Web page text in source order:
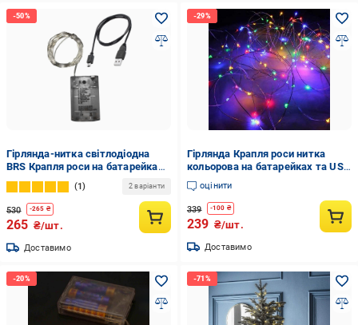
Гірлянда-нитка світлодіодна
BRS Крапля роси на батарейках
та USB 10 м 100 LED з
батарейками Холодний білий
White (400553097)
1 2 варіанти
530 -265 ₴
265 ₴/шт.
Доставимо
Гірлянда Крапля роси нитка
кольорова на батарейках та USB
50 Led 5 м (13532757)
оцінити
339 -100 ₴
239 ₴/шт.
Доставимо